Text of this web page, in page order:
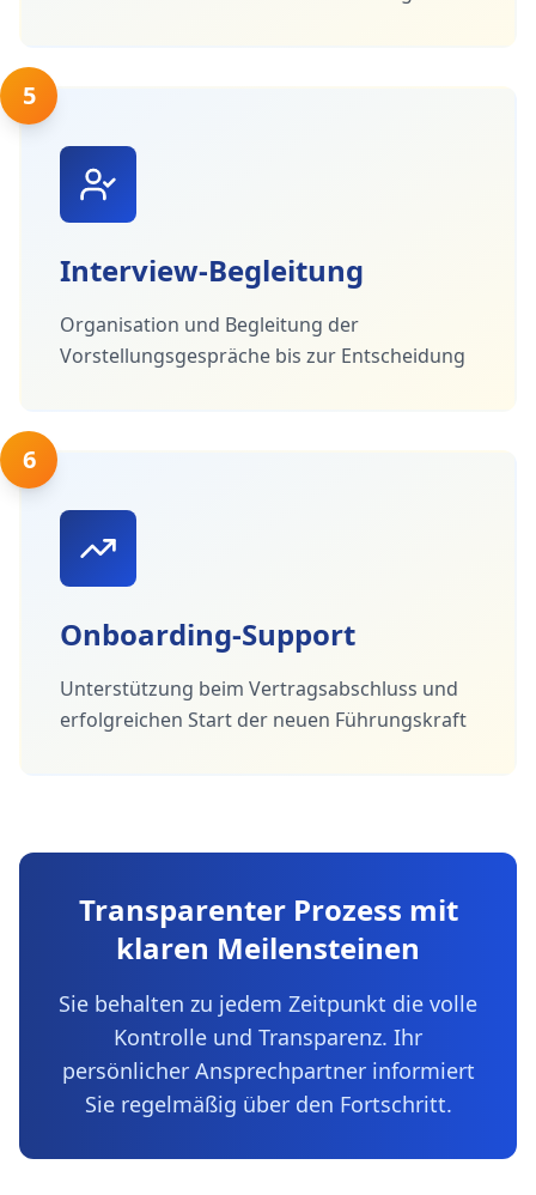
5
Interview-Begleitung
Organisation und Begleitung der
Vorstellungsgespräche bis zur Entscheidung
6
Onboarding-Support
Unterstützung beim Vertragsabschluss und
erfolgreichen Start der neuen Führungskraft
Transparenter Prozess mit
klaren Meilensteinen
Sie behalten zu jedem Zeitpunkt die volle
Kontrolle und Transparenz. Ihr
persönlicher Ansprechpartner informiert
Sie regelmäßig über den Fortschritt.